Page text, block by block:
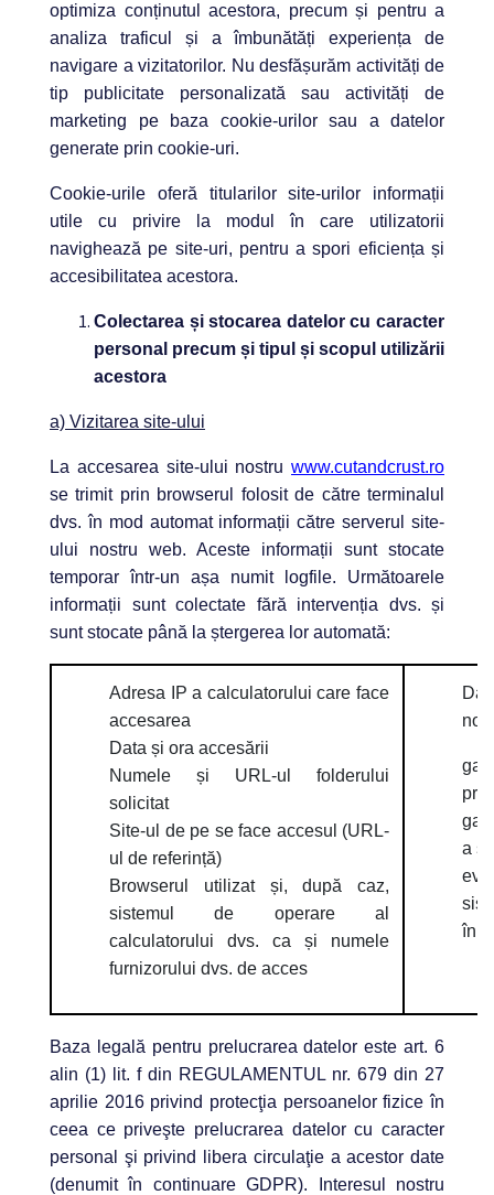
optimiza conținutul acestora, precum și pentru a
analiza traficul și a îmbunătăți experiența de
navigare a vizitatorilor. Nu desfășurăm activități de
tip publicitate personalizată sau activități de
marketing pe baza cookie-urilor sau a datelor
generate prin cookie-uri.
Cookie-urile oferă titularilor site-urilor informații
utile cu privire la modul în care utilizatorii
navighează pe site-uri, pentru a spori eficiența și
accesibilitatea acestora.
Colectarea și stocarea datelor cu caracter
personal precum și tipul și scopul utilizării
acestora
a) Vizitarea site-ului
La accesarea site-ului nostru www.cutandcrust.ro
se trimit prin browserul folosit de către terminalul
dvs. în mod automat informații către serverul site-
ului nostru web. Aceste informații sunt stocate
temporar într-un așa numit logfile. Următoarele
informații sunt colectate fără intervenția dvs. și
sunt stocate până la ștergerea lor automată:
Adresa IP a calculatorului care face
accesarea
Data și ora accesării
Numele și URL-ul folderului
solicitat
Site-ul de pe se face accesul (URL-
ul de referință)
Browserul utilizat și, după caz,
sistemul de operare al
calculatorului dvs. ca și numele
furnizorului dvs. de acces
noi
a
în
Baza legală pentru prelucrarea datelor este art. 6
alin (1) lit. f din REGULAMENTUL nr. 679 din 27
aprilie 2016 privind protecţia persoanelor fizice în
ceea ce priveşte prelucrarea datelor cu caracter
personal şi privind libera circulaţie a acestor date
(denumit în continuare GDPR). Interesul nostru